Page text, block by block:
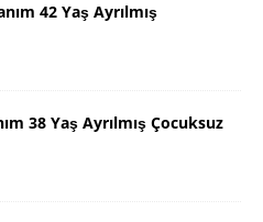
42 Yaş Ayrılmış
38 Yaş Ayrılmış Çocuksuz